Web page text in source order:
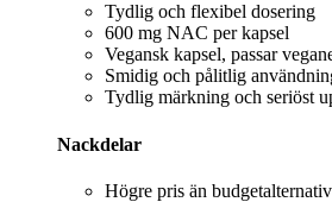
Tydlig och flexibel dosering
600 mg NAC per kapsel
Vegansk kapsel, passar
Smidig och pålitlig
Tydlig märkning och seriöst
Nackdelar
Högre pris än budgetalternativ